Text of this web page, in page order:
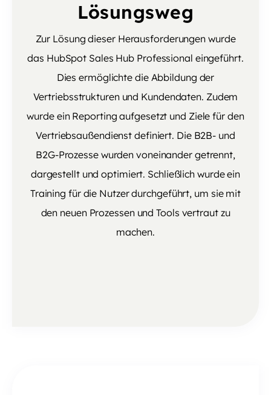
Lösungsweg
Zur Lösung dieser Herausforderungen wurde
das HubSpot Sales Hub Professional eingeführt.
Dies ermöglichte die Abbildung der
Vertriebsstrukturen und Kundendaten. Zudem
wurde ein Reporting aufgesetzt und Ziele für den
Vertriebsaußendienst definiert. Die B2B- und
B2G-Prozesse wurden voneinander getrennt,
dargestellt und optimiert. Schließlich wurde ein
Training für die Nutzer durchgeführt, um sie mit
den neuen Prozessen und Tools vertraut zu
machen.